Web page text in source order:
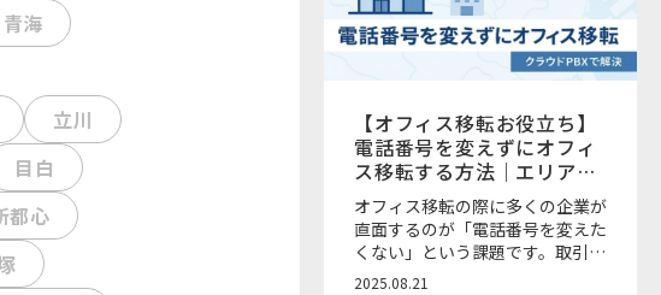
青海
立川
目白
都心
【オフィス移転お役立ち】
電話番号を変えずにオフィ
ス移転する方法｜エリア制
限とクラウドPBXの活用
オフィス移転の際に多くの企業が
直面するのが「電話番号を変えた
くない」という課題です。取引先
や顧客に周知する負担や営業機会
2025.08.21